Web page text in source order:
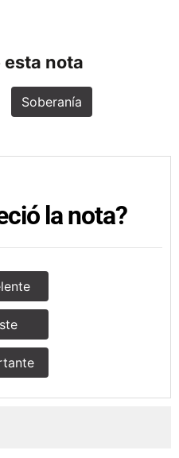
esta nota
Soberanía
la nota?